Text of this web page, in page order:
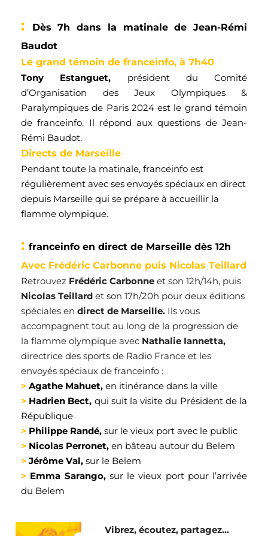
: Dès 7h dans la matinale de Jean-Rémi
Baudot
Le grand témoin de franceinfo, à 7h40
Tony Estanguet, président du Comité
d’Organisation des Jeux Olympiques &
Paralympiques de Paris 2024 est le grand témoin
de franceinfo. Il répond aux questions de Jean-
Rémi Baudot.
Directs de Marseille
Pendant toute la matinale, franceinfo est
régulièrement avec ses envoyés spéciaux en direct
depuis Marseille qui se prépare à accueillir la
flamme olympique.
: franceinfo en direct de Marseille dès 12h
Avec Frédéric Carbonne puis Nicolas Teillard
Retrouvez Frédéric Carbonne et son 12h/
Nicolas Teillard et son 17h/20h pour deux éditions
spéciales en direct de Marseille. Ils vous
accompagnent tout au long de la progression de
la flamme olympique avec Nathalie Iannetta
directrice des sports de Radio France et les
envoyés spéciaux de franceinfo :
> Agathe Mahuet, en itinérance dans la ville
> Hadrien Bect, qui suit la visite du Président de la
République
> Philippe Randé, sur le vieux port avec le public
> Nicolas Perronet, en bâteau autour du Belem
> Jérôme Val, sur le Belem
> Emma Sarango, sur le vieux port pour l’arrivée
du Belem
Vibrez, écoutez, partagez...